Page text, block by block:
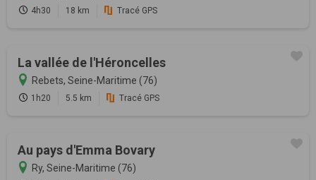
4h30 18 km Tracé GPS
La vallée de l'Héroncelles
Rebets, Seine-Maritime (76)
1h20 5.5 km Tracé GPS
Au pays d'Emma Bovary
Ry, Seine-Maritime (76)